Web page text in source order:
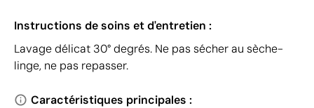
Instructions de soins et d'entretien :
Lavage délicat 30° degrés. Ne pas sécher au sèche-
linge, ne pas repasser.
Caractéristiques principales :